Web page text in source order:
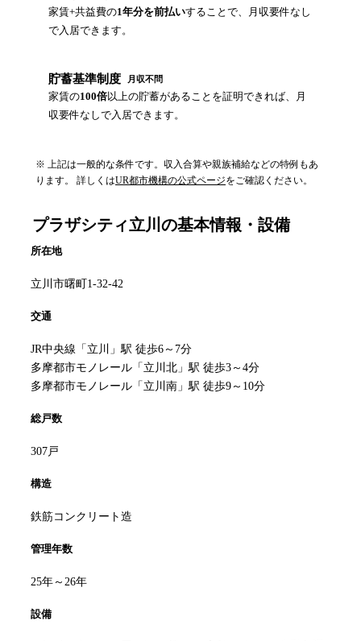
家賃+共益費の1年分を前払いすることで、月収要件なし
で入居できます。
貯蓄基準制度 月収不問
家賃の100倍以上の貯蓄があることを証明できれば、月
収要件なしで入居できます。
※ 上記は一般的な条件です。収入合算や親族補給などの特例もあ
ります。 詳しくはUR都市機構の公式ページをご確認ください。
プラザシティ立川 の基本情報・設備
所在地
立川市曙町1-32-42
交通
JR中央線「立川」駅 徒歩6～7分
多摩都市モノレール「立川北」駅 徒歩3～4分
多摩都市モノレール「立川南」駅 徒歩9～10分
総戸数
307戸
構造
鉄筋コンクリート造
管理年数
25年～26年
設備